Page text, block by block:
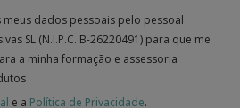
dados pessoais pelo pessoal
SL (N.I.P.C. B-26220491) para que me
a minha formação e assessoria
e a Política de Privacidade.